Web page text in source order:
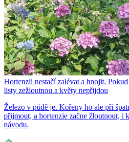
Hortenzii nestačí zalévat a hnojit.
listy zežloutnou a květy nepřijdou
Železo v půdě je. Kořeny ho ale při
přijmout, a hortenzie začne žloutnout, i
návodu.